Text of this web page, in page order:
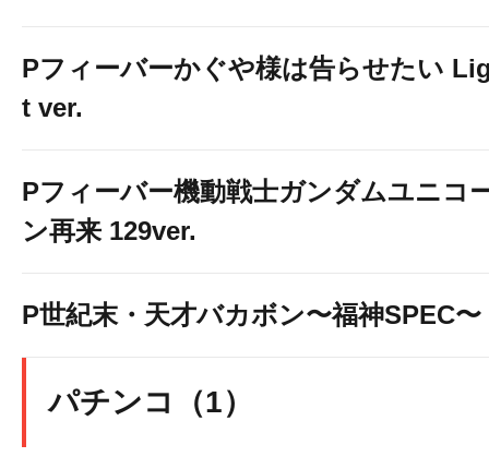
Pフィーバーかぐや様は告らせたい
t ver.
Pフィーバー機動戦士ガンダムユニコ
ン再来 129ver.
P世紀末・天才バカボン〜福神SPEC〜
パチンコ（1）